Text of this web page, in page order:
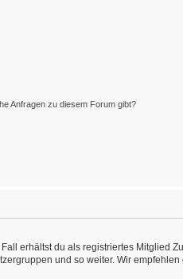
Anfragen zu diesem Forum gibt?
erhältst du als registriertes Mitglied
und so weiter. Wir empfehlen